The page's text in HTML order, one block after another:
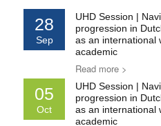
28
Sep
UHD Session |
progression in
as an international
academic
Read more >
05
Oct
UHD Session |
progression in
as an international
academic